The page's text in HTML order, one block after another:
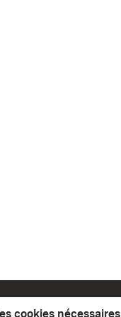
cookies nécessaires